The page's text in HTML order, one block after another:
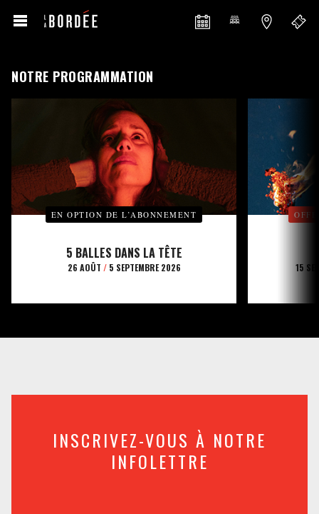
NOTRE PROGRAMMATION
EN OPTION DE L’ABONNEMENT
5 BALLES DANS LA TÊTE
26 AOÛT /5 SEPTEMBRE 2026 15
INSCRIVEZ-VOUS À NOTRE
INFOLETTRE